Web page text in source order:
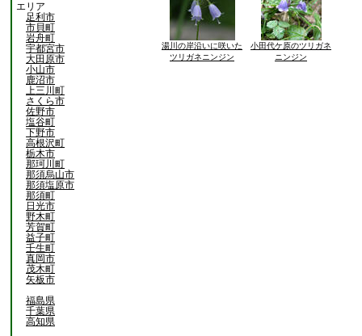
エリア
足利市
市貝町
岩舟町
宇都宮市
大田原市
小山市
鹿沼市
上三川町
さくら市
佐野市
塩谷町
下野市
高根沢町
栃木市
那珂川町
那須烏山市
那須塩原市
那須町
日光市
野木町
芳賀町
益子町
壬生町
真岡市
茂木町
矢板市
福島県
千葉県
高知県
湯川の岸沿いに咲いた
ツリガネニンジン
小田代ケ原のツリガネ
ニンジン